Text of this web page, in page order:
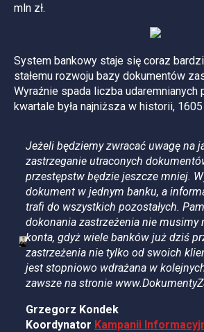
mln zł.
System bankowy staje się coraz
stałemu rozwoju bazy dokumentów
Wyraźnie spada liczba
kwartale była najniższa w historii,
Jeżeli będziemy zwracać uwagę na
zastrzeganie utraconych
przestępstw będzie jeszcze mniej.
dokument w jednym banku, a
trafi do wszystkich pozostałych.
dokonania zastrzeżenia nie musimy
konta, gdyż wiele banków już dziś
zastrzeżenia nie tylko od swoich
jest stopniowo wdrażana w
zawsze na stronie
Grzegorz Kondek
Koordynator Kampanii